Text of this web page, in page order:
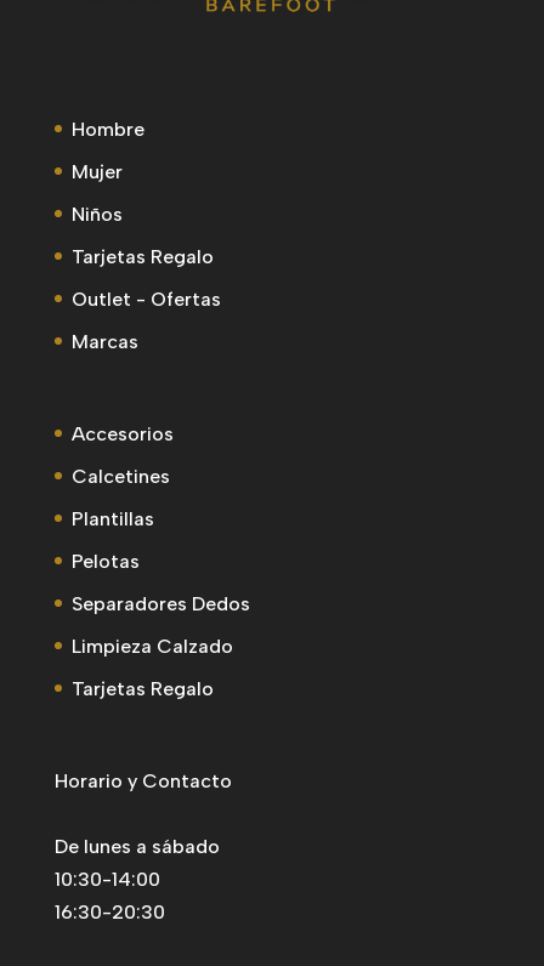
Hombre
Mujer
Niños
Tarjetas Regalo
Outlet - Ofertas
Marcas
Accesorios
Calcetines
Plantillas
Pelotas
Separadores Dedos
Limpieza Calzado
Tarjetas Regalo
Horario y Contacto
De lunes a sábado
10:30-14:00
16:30-20:30